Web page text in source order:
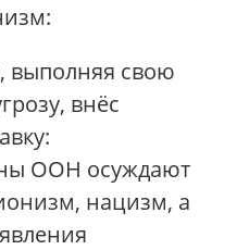
выполняя свою
внёс
ООН осуждают
нацизм, а